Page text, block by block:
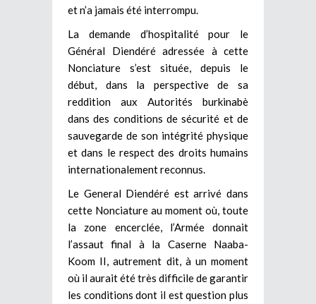
et n’a jamais été interrompu.
La demande d’hospitalité pour le
Général Diendéré adressée à cette
Nonciature s’est située, depuis le
début, dans la perspective de sa
reddition aux Autorités burkinabè
dans des conditions de sécurité et de
sauvegarde de son intégrité physique
et dans le respect des droits humains
internationalement reconnus.
Le General Diendéré est arrivé dans
cette Nonciature au moment où, toute
la zone encerclée, l’Armée donnait
l’assaut final à la Caserne Naaba-
Koom II, autrement dit, à un moment
où il aurait été très difficile de garantir
les conditions dont il est question plus